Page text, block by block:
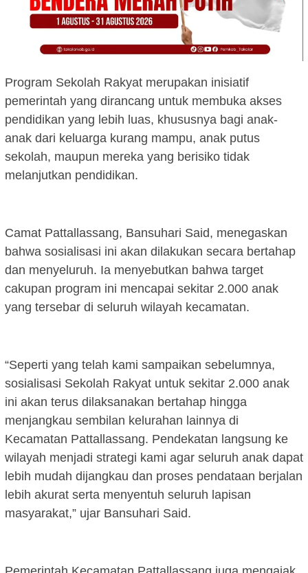
Program Sekolah Rakyat merupakan inisiatif
pemerintah yang dirancang untuk membuka akses
pendidikan yang lebih luas, khususnya bagi anak-
anak dari keluarga kurang mampu, anak putus
sekolah, maupun mereka yang berisiko tidak
melanjutkan pendidikan.
Camat Pattallassang, Bansuhari Said, menegaskan
bahwa sosialisasi ini akan dilakukan secara bertahap
dan menyeluruh. Ia menyebutkan bahwa target
cakupan program ini mencapai sekitar 2.000 anak
yang tersebar di seluruh wilayah kecamatan.
“Seperti yang telah kami sampaikan sebelumnya,
sosialisasi Sekolah Rakyat untuk sekitar 2.000 anak
ini akan terus dilaksanakan bertahap hingga
menjangkau sembilan kelurahan lainnya di
Kecamatan Pattallassang. Pendekatan langsung ke
wilayah menjadi strategi kami agar seluruh anak dapat
lebih mudah dijangkau dan proses pendataan berjalan
lebih akurat serta menyentuh seluruh lapisan
masyarakat,” ujar Bansuhari Said.